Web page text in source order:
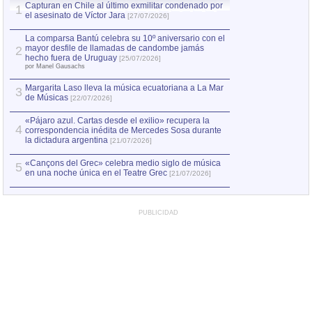
1 Capturan en Chile al último exmilitar condenado por
el asesinato de Víctor Jara [27/07/2026]
2
La comparsa Bantú celebra su 10º aniversario con el
mayor desfile de llamadas de candombe jamás
hecho fuera de Uruguay [25/07/2026]
por Manel Gausachs
3 Margarita Laso lleva la música ecuatoriana a La Mar
de Músicas [22/07/2026]
4
«Pájaro azul. Cartas desde el exilio» recupera la
correspondencia inédita de Mercedes Sosa durante
la dictadura argentina [21/07/2026]
5 «Cançons del Grec» celebra medio siglo de música
en una noche única en el Teatre Grec [21/07/2026]
PUBLICIDAD